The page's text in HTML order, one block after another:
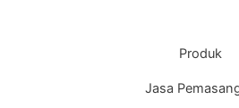
Produk
Jasa